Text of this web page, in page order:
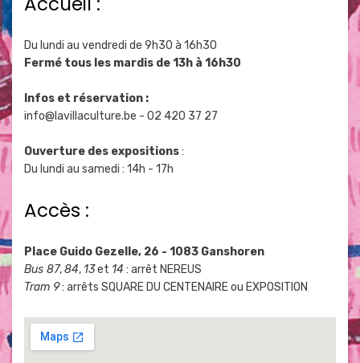
Du lundi au vendredi de 9h30 à 16h30
Fermé tous les mardis de 13h à 16h30
Infos et réservation :
info@lavillaculture.be - 02 420 37 27
Ouverture des expositions:
Du lundi au samedi : 14h - 17h
Accès :
Place Guido Gezelle, 26 - 1083 Ganshoren
Bus 87,84, 13et 14 : arrêt NEREUS
Tram 9: arrêts SQUARE DU CENTENAIRE ou EXPOSITION